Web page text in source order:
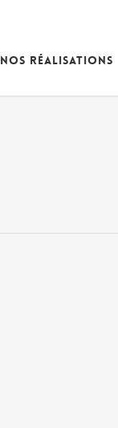
Nos réalisations